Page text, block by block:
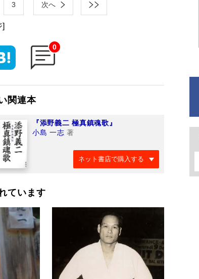
3 次へ
]
0
関連本
『添野義二 極真鎮魂歌』
小島 一志 著
ネット書店で購入する
ています